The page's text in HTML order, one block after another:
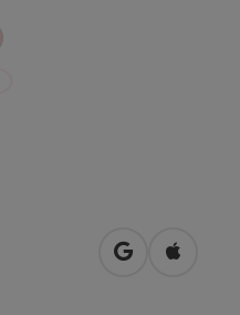
Openen in